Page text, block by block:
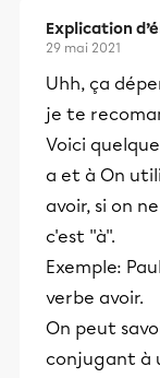
Explication
29 mai 2021
Uhh, ça
je te
Voici
a et à On
avoir, si on
c'est ''à''.
Exemple:
verbe avoir.
On peut
conjugant à